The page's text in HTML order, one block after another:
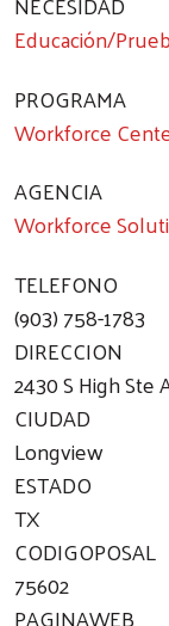
Educación/
PROGRAMA
Workforce
AGENCIA
Workforce
TELEFONO
(903) 758-1783
DIRECCION
2430 S High Ste
CIUDAD
Longview
ESTADO
TX
CODIGOPOSAL
75602